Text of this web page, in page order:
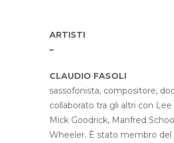
ARTISTI
–
CLAUDIO FASOLI
sassofonista, compositore,
collaborato tra gli altri con
Mick Goodrick, Manfred
Wheeler. È stato membro del